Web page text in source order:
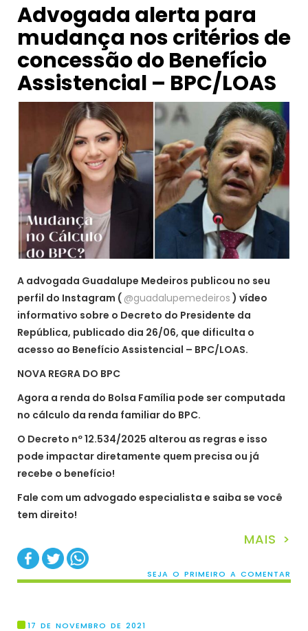
Advogada alerta para
mudança nos critérios de
concessão do Benefício
Assistencial – BPC/LOAS
A advogada Guadalupe Medeiros publicou no seu
perfil do Instagram ( @guadalupemedeiros ) vídeo
informativo sobre o Decreto do Presidente da
República, publicado dia 26/06, que dificulta o
acesso ao Benefício Assistencial – BPC/LOAS.
NOVA REGRA DO BPC
Agora a renda do Bolsa Família pode ser computada
no cálculo da renda familiar do BPC.
O Decreto nº 12.534/2025 alterou as regras e isso
pode impactar diretamente quem precisa ou já
recebe o benefício!
Fale com um advogado especialista e saiba se você
tem direito!
MAIS >
SEJA O PRIMEIRO A COMENTAR
17 DE NOVEMBRO DE 2021